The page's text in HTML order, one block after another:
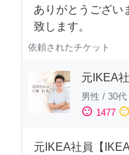
ありがとうござい
致します。
依頼されたチケット
元IKEA
男性 / 30代
sentiment_satisfied 1477 sentiment_neutral
元IKEA社員【